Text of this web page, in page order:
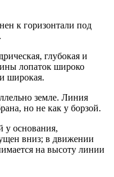
к горизонтали под
глубокая и
лопаток широко
широкая.
земле. Линия
но не как у борзой.
у основания,
вниз; в движении
на высоту линии